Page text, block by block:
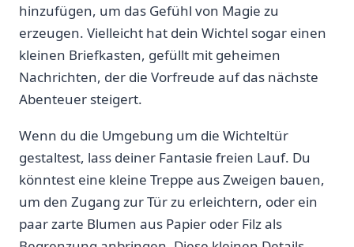
hinzufügen, ⁢um das Gefühl von Magie zu
erzeugen. Vielleicht hat dein Wichtel sogar einen⁣
kleinen Briefkasten, gefüllt mit geheimen
‍Nachrichten, der die ‍Vorfreude auf das nächste
Abenteuer steigert.
Wenn du die Umgebung um die Wichteltür
gestaltest, lass deiner Fantasie freien Lauf. Du
könntest eine kleine Treppe aus ⁤Zweigen bauen,
um den Zugang zur Tür zu erleichtern, oder ‍ein
⁣paar ⁢zarte Blumen ‌aus Papier oder​ Filz als